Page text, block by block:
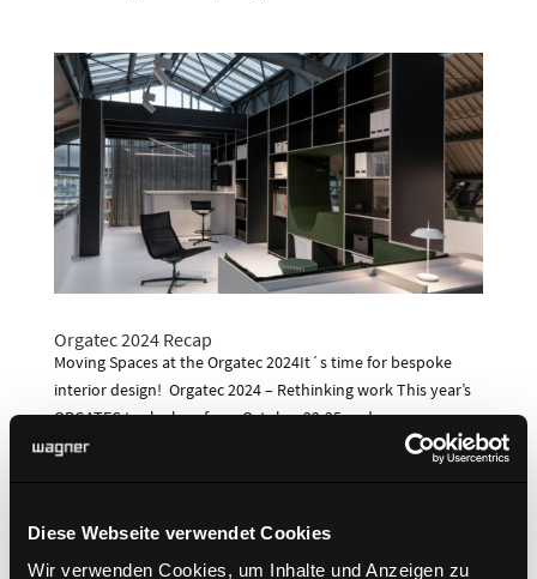
Diese Webseite verwendet Cookies
Wir verwenden Cookies, um Inhalte und Anzeigen zu
Orgatec 2024 Recap
Moving Spaces at the Orgatec 2024It´s time for bespoke
interior design! Orgatec 2024 – Rethinking work This year’s
ORGATEC took place from October 22-25 and was once
again the central event of the year for the future of work –